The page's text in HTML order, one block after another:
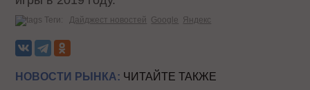
Теги: Дайджест новостей Google Яндекс
НОВОСТИ РЫНКА: ЧИТАЙТЕ ТАКЖЕ